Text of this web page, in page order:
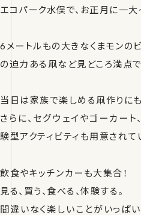
エコパーク水俣で、お正月に一大
6メートルもの大きなくまモンの
の迫力ある凧など見どころ満点で
当日は家族で楽しめる凧作りにも
さらに、セグウェイやゴーカー
験型アクティビティも用意されて
飲食やキッチンカーも大集合！
見る、買う、食べる、体験する。
間違いなく楽しいことがいっぱ